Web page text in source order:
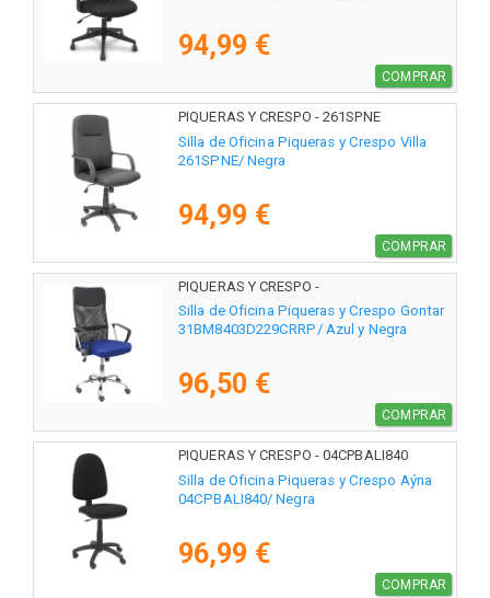
94,99 €
COMPRAR
PIQUERAS Y CRESPO - 261SPNE
Silla de Oficina Piqueras y Crespo Villa
261SPNE/ Negra
94,99 €
COMPRAR
PIQUERAS Y CRESPO -
31BM8403D229CRRP
Silla de Oficina Piqueras y Crespo Gontar
31BM8403D229CRRP/ Azul y Negra
96,50 €
COMPRAR
PIQUERAS Y CRESPO - 04CPBALI840
Silla de Oficina Piqueras y Crespo Aýna
04CPBALI840/ Negra
96,99 €
COMPRAR